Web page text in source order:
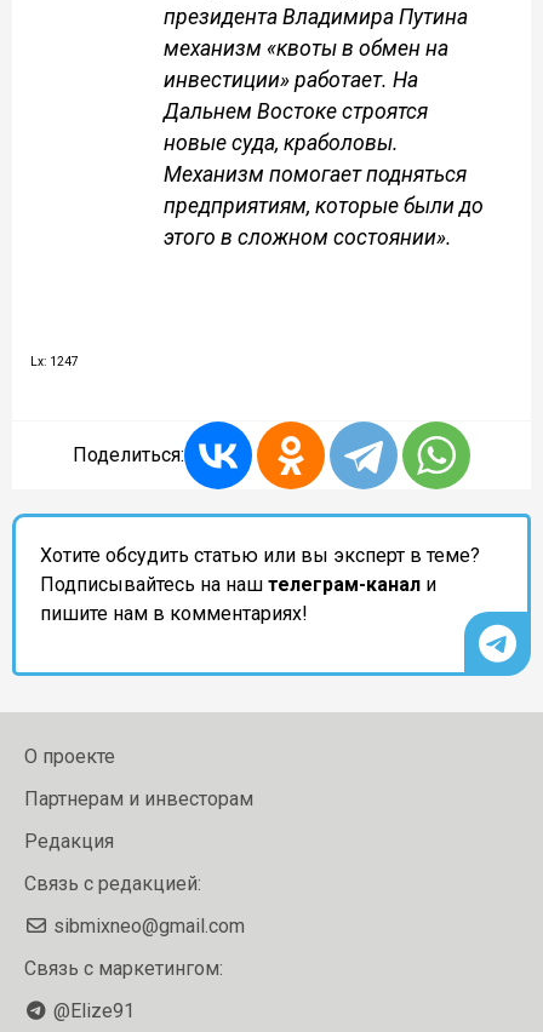
президента Владимира Путина
механизм «квоты в обмен на
инвестиции» работает. На
Дальнем Востоке строятся
новые суда, краболовы.
Механизм помогает подняться
предприятиям, которые были до
этого в сложном состоянии».
Lx: 1247
Поделиться:
Хотите обсудить статью или вы эксперт в теме?
Подписывайтесь на наш телеграм-канал и
пишите нам в комментариях!
О проекте
Партнерам и инвесторам
Редакция
Связь с редакцией:
sibmixneo@gmail.com
Связь с маркетингом:
@Elize91